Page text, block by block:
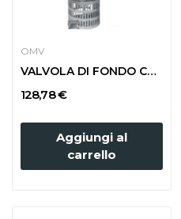
OMV
VALVOLA DI FONDO CON GIUNTO SFERICO MASCHIO d....
128,78 €
Aggiungi al
carrello